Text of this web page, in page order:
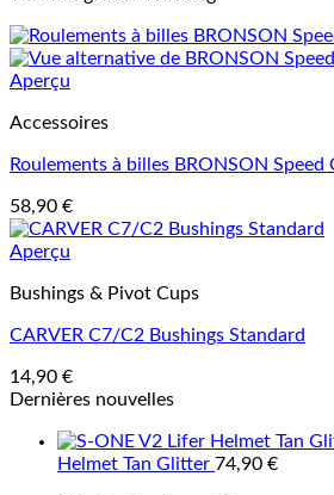
Aperçu
Accessoires
Roulements à billes BRONSON Speed
58,90 €
Aperçu
Bushings & Pivot Cups
CARVER C7/C2 Bushings Standard
14,90 €
Dernières nouvelles
Helmet Tan Glitter 74,90 €